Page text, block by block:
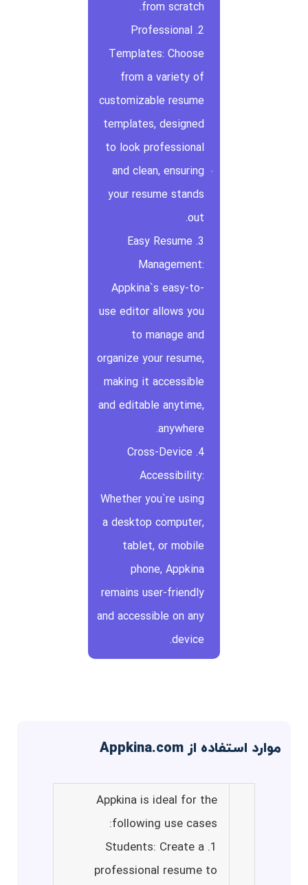
from scratch.
2. Professional
Templates: Choose
from a variety of
customizable resume
templates, designed
to look professional
and clean, ensuring
your resume stands
out.
3. Easy Resume
Management:
Appkina`s easy-to-
use editor allows you
to manage and
organize your resume,
making it accessible
and editable anytime,
anywhere.
4. Cross-Device
Accessibility:
Whether you`re using
a desktop computer,
tablet, or mobile
phone, Appkina
remains user-friendly
and accessible on any
device.
موارد استفاده از Appkina.com
Appkina is ideal for the
following use cases:
1. Students: Create a
professional resume to